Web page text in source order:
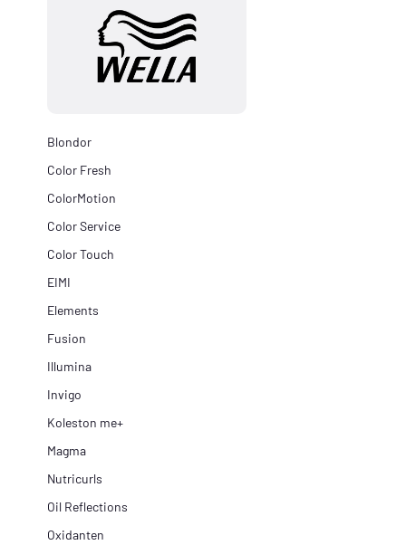
Blondor
Color Fresh
ColorMotion
Color Service
Color Touch
EIMI
Elements
Fusion
Illumina
Invigo
Koleston me+
Magma
Nutricurls
Oil Reflections
Oxidanten